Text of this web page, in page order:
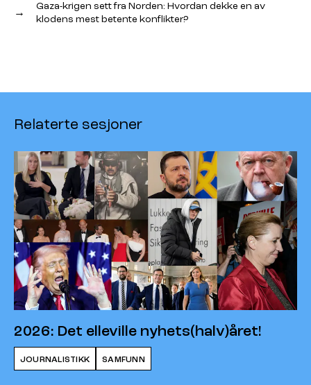
→
Gaza-krigen sett fra Norden: Hvordan dekke en av
klodens mest betente konflikter?
Relaterte sesjoner
2026: Det elleville nyhets(halv)året!
JOURNALISTIKK SAMFUNN